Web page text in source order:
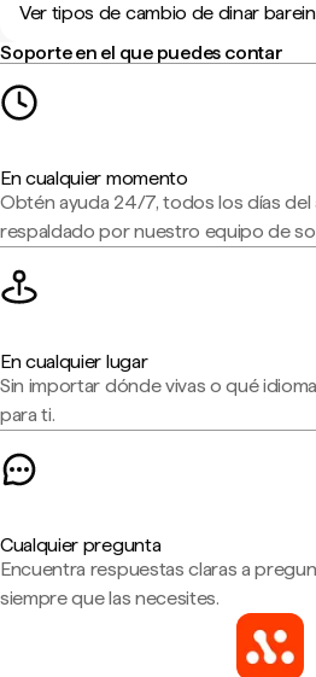
Ver tipos de cambio de dinar
Soporte en el que puedes contar
En cualquier momento
Obtén ayuda 24/7, todos los días del
respaldado por nuestro equipo de
En cualquier lugar
Sin importar dónde vivas o qué
para ti.
Cualquier pregunta
Encuentra respuestas claras a
siempre que las necesites.